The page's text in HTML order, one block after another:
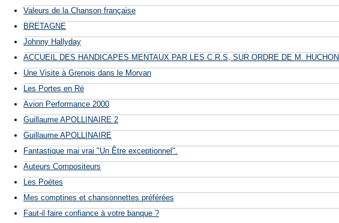
Valeurs de la Chanson française
BRETAGNE
Johnny Hallyday
ACCUEIL DES HANDICAPES MENTAUX PAR LES C.R.S, SUR ORDRE DE M. HUCHON.
Une Visite à Grenois dans le Morvan
Les Portes en Ré
Avion Performance 2000
Guillaume APOLLINAIRE 2
Guillaume APOLLINAIRE
Fantastique mai vrai "Un Être exceptionnel".
Auteurs Compositeurs
Les Poètes
Mes comptines et chansonnettes préférées
Faut-il faire confiance à votre banque ?